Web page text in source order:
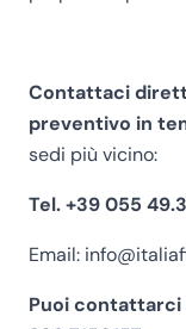
Contattaci
preventivo in
sedi più vicino:
Tel. +39 055
Email:
Puoi